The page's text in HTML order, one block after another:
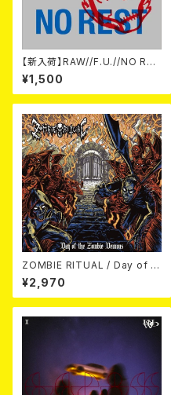
【新入荷】RAW//F.U.//NO RES
T / 3way split EP ハード ラッ
ク ダンス (CD)
¥1,500
ZOMBIE RITUAL / Day of th
e Zombie Demons
¥2,970